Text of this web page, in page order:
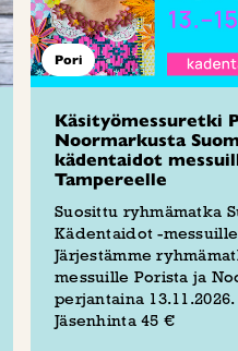
Pori
Käsityömessuretki
Noormarkusta
kädentaidot
Tampereelle
Suosittu ryhmämatka
Kädentaidot -
Järjestämme
messuille Porista ja
perjantaina
Jäsenhinta 45 €